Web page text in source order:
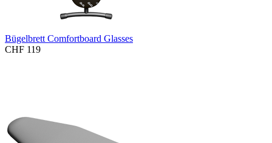
Bügelbrett Comfortboard Glasses
CHF 119